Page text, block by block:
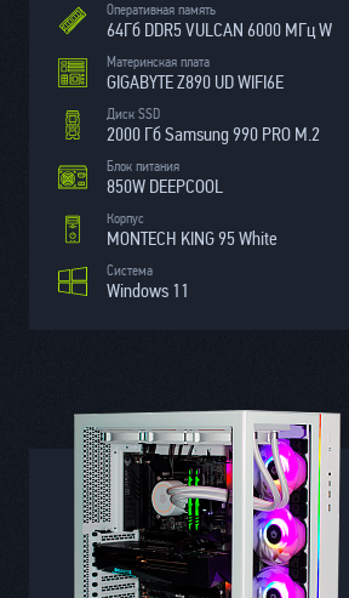
Оперативная память
64Гб DDR5 VULCAN 6000 МГц W
Материнская плата
GIGABYTE Z890 UD WIFI6E
Диск SSD
2000 Гб Samsung 990 PRO М.2
Блок питания
850W DEEPCOOL
Корпус
MONTECH KING 95 White
Система
Windows 11